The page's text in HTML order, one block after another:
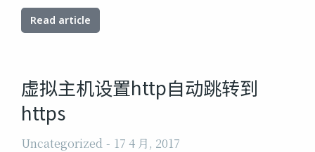
Read article
虚拟主机设置http自动跳转到
https
Uncategorized 17 4 月, 2017